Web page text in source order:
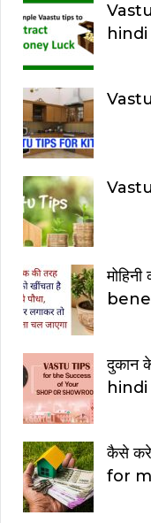
hindi
दुकान
कैसे
for